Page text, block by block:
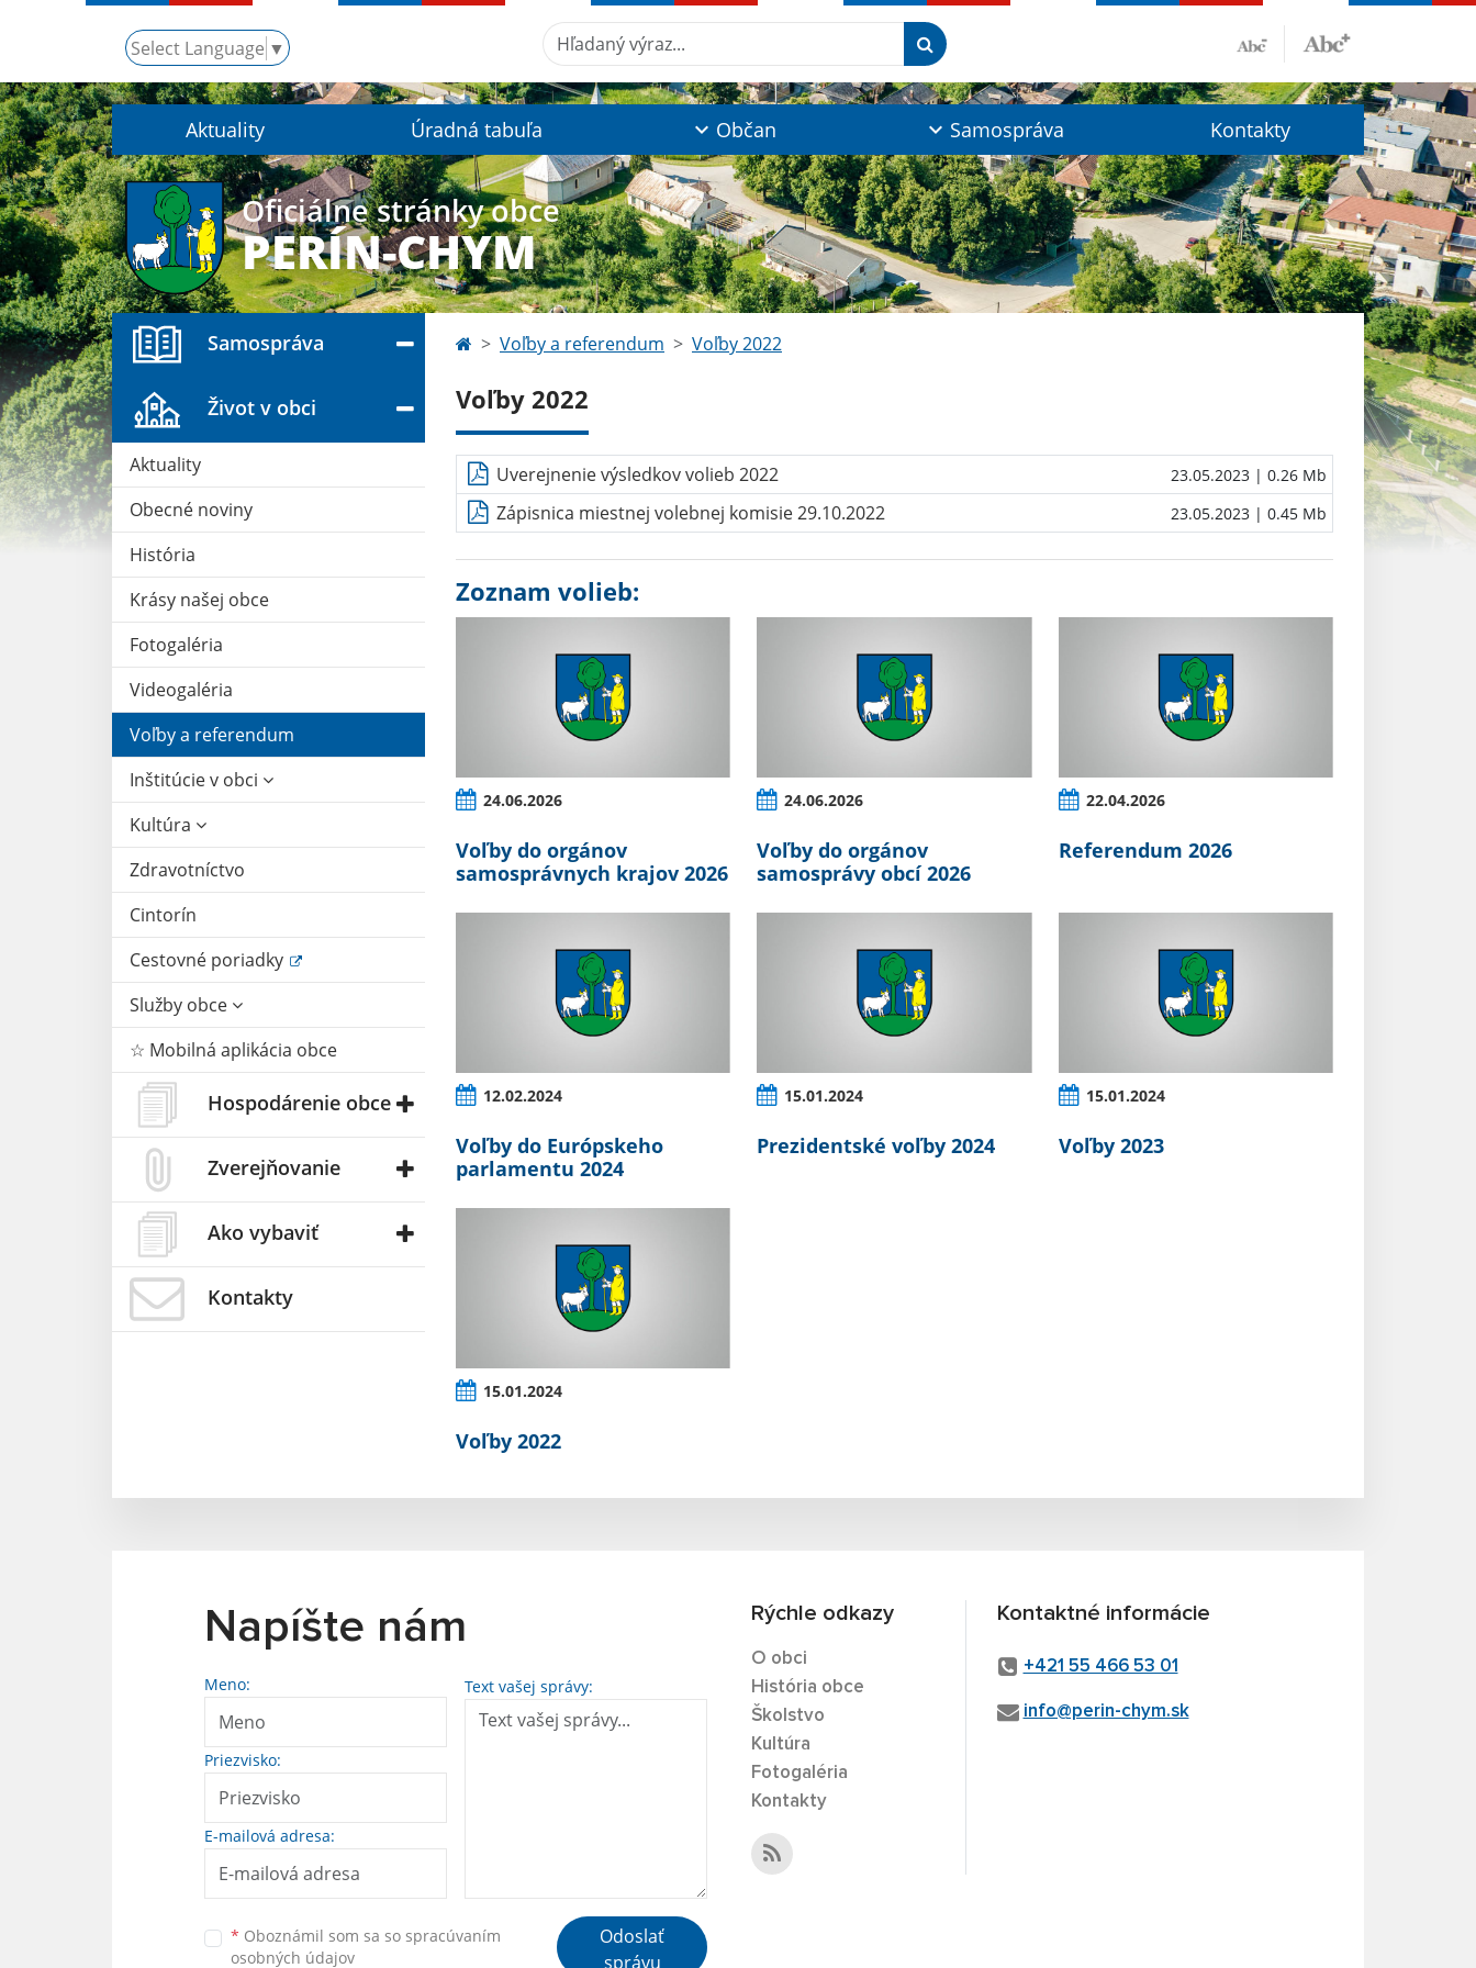
Select Language ▼
Hľadaný výraz...
Aktuality Úradná tabuľa Občan Samospráva Kontakty
Oficiálne stránky obce
PERÍN-CHYM
Samospráva
Život v obci
Aktuality
Obecné noviny
História
Krásy našej obce
Fotogaléria
Videogaléria
Voľby a referendum
Inštitúcie v obci
Kultúra
Zdravotníctvo
Cintorín
Cestovné poriadky
Služby obce
☆ Mobilná aplikácia obce
Hospodárenie obce
Zverejňovanie
Ako vybaviť
Kontakty
Voľby a referendum Voľby 2022
Voľby 2022
Uverejnenie výsledkov volieb 2022 23.05.2023 | 0.26 Mb
Zápisnica miestnej volebnej komisie 29.10.2022 23.05.2023 | 0.45 Mb
Zoznam volieb:
24.06.2026
Voľby do orgánov
samosprávnych krajov 2026
24.06.2026
Voľby do orgánov
samosprávy obcí 2026
22.04.2026
Referendum 2026
12.02.2024
Voľby do Európskeho
parlamentu 2024
15.01.2024
Prezidentské voľby 2024
15.01.2024
Voľby 2023
15.01.2024
Voľby 2022
Napíšte nám
Meno:
Priezvisko:
E-mailová adresa:
Text vašej správy:
* Oboznámil som sa so spracúvaním
osobných údajov
Odoslať
správu
Rýchle odkazy
O obci
História obce
Školstvo
Kultúra
Fotogaléria
Kontakty
Kontaktné informácie
+421 55 466 53 01
info@perin-chym.sk